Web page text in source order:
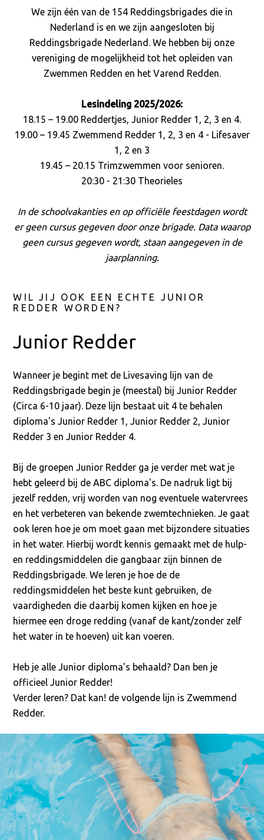
We zijn één van de 154 Reddingsbrigades die in
Nederland is en we zijn aangesloten bij
Reddingsbrigade Nederland. We hebben bij onze
vereniging de mogelijkheid tot het opleiden van
Zwemmen Redden en het Varend Redden.
Lesindeling 2025/2026:
18.15 – 19.00 Reddertjes, Junior Redder 1, 2, 3 en 4.
19.00 – 19.45 Zwemmend Redder 1, 2, 3 en 4 - Lifesaver
1, 2 en 3
19.45 – 20.15 Trimzwemmen voor senioren.
20:30 - 21:30 Theorieles
In de schoolvakanties en op officiële feestdagen wordt
er geen cursus gegeven door onze brigade. Data waarop
geen cursus gegeven wordt, staan aangegeven in de
jaarplanning.
WIL JIJ OOK EEN ECHTE JUNIOR
REDDER WORDEN?
Junior Redder
Wanneer je begint met de Livesaving lijn van de
Reddingsbrigade begin je (meestal) bij Junior Redder
(Circa 6-10 jaar). Deze lijn bestaat uit 4 te behalen
diploma's Junior Redder 1, Junior Redder 2, Junior
Redder 3 en Junior Redder 4.
Bij de groepen Junior Redder ga je verder met wat je
hebt geleerd bij de ABC diploma's. De nadruk ligt bij
jezelf redden, vrij worden van nog eventuele watervrees
en het verbeteren van bekende zwemtechnieken. Je gaat
ook leren hoe je om moet gaan met bijzondere situaties
in het water. Hierbij wordt kennis gemaakt met de hulp-
en reddingsmiddelen die gangbaar zijn binnen de
Reddingsbrigade. We leren je hoe de de
reddingsmiddelen het beste kunt gebruiken, de
vaardigheden die daarbij komen kijken en hoe je
hiermee een droge redding (vanaf de kant/zonder zelf
het water in te hoeven) uit kan voeren.
Heb je alle Junior diploma's behaald? Dan ben je
officieel Junior Redder!
Verder leren? Dat kan! de volgende lijn is Zwemmend
Redder.